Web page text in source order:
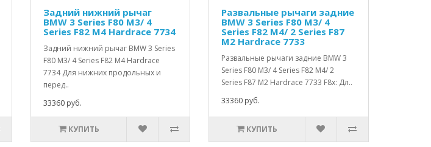
Задний нижний рычаг
BMW 3 Series F80 M3/ 4
Series F82 M4 Hardrace 7734
Задний нижний рычаг BMW 3 Series
F80 M3/ 4 Series F82 M4 Hardrace
7734 Для нижних продольных и
перед..
33360 руб.
КУПИТЬ
Развальные рычаги задние
BMW 3 Series F80 M3/ 4
Series F82 M4/ 2 Series F87
M2 Hardrace 7733
Развальные рычаги задние BMW 3
Series F80 M3/ 4 Series F82 M4/ 2
Series F87 M2 Hardrace 7733 F8x: Дл..
33360 руб.
КУПИТЬ